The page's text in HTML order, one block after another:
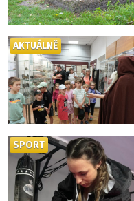
AKTUÁLNĚ
SPORT